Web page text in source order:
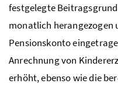
festgelegte
monatlich herangezogen
Pensionskonto
Anrechnung von
erhöht, ebenso wie die